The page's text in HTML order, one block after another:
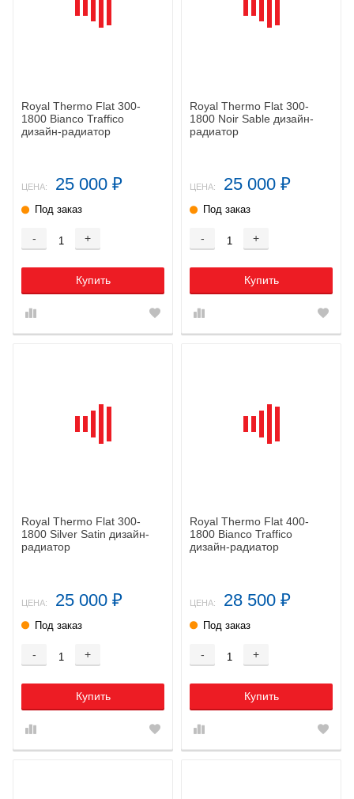
Royal Thermo Flat 300-
1800 Bianco Traffico
дизайн-радиатор
ЦЕНА: 25 000 ₽
Под заказ
- +
Купить
Royal Thermo Flat 300-
1800 Noir Sable дизайн-
радиатор
ЦЕНА: 25 000 ₽
Под заказ
- +
Купить
Royal Thermo Flat 300-
1800 Silver Satin дизайн-
радиатор
ЦЕНА: 25 000 ₽
Под заказ
- +
Купить
Royal Thermo Flat 400-
1800 Bianco Traffico
дизайн-радиатор
ЦЕНА: 28 500 ₽
Под заказ
- +
Купить